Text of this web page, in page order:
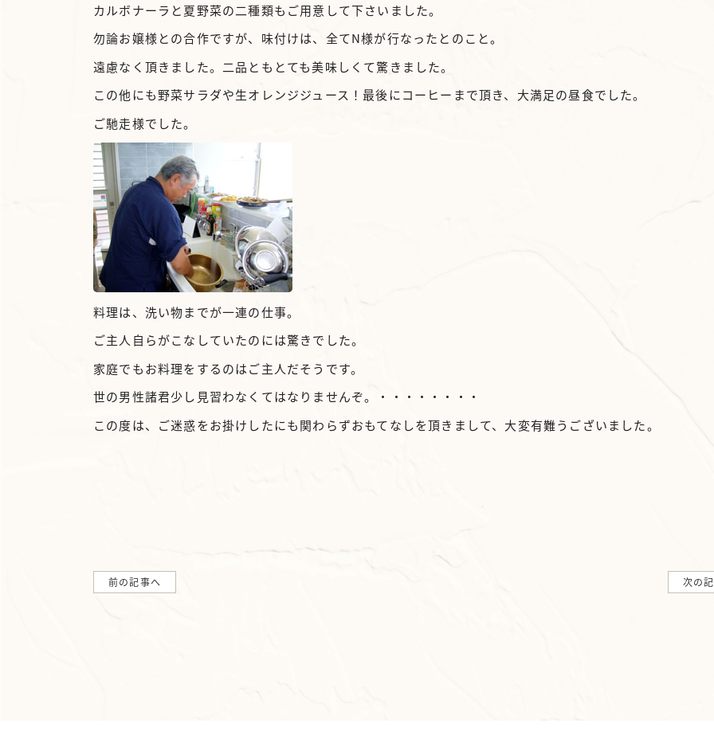
カルボナーラと夏野菜の二種類もご用意して下さいました。
勿論お嬢様との合作ですが、味付けは、全てN様が行なったとのこと。
遠慮なく頂きました。二品ともとても美味しくて驚きました。
この他にも野菜サラダや生オレンジジュース！最後にコーヒーまで頂き、大満足の昼食でした。
ご馳走様でした。
料理は、洗い物までが一連の仕事。
ご主人自らがこなしていたのには驚きでした。
家庭でもお料理をするのはご主人だそうです。
世の男性諸君少し見習わなくてはなりませんぞ。・・・・・・・・
この度は、ご迷惑をお掛けしたにも関わらずおもてなしを頂きまして、大変有難うございました。
前の記事へ 次の